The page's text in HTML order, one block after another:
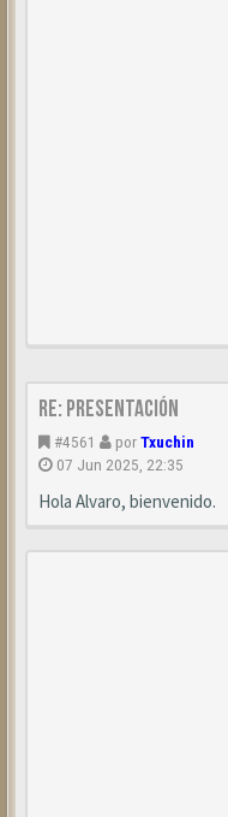
Re: Presentación
#4561 porTxuchin
07 Jun 2025, 22:35
Hola Alvaro, bienvenido.